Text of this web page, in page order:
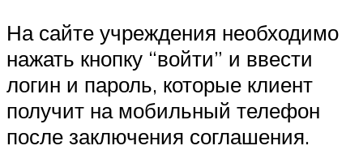
На сайте учреждения необходимо
нажать кнопку “войти” и ввести
логин и пароль, которые клиент
получит на мобильный телефон
после заключения соглашения.